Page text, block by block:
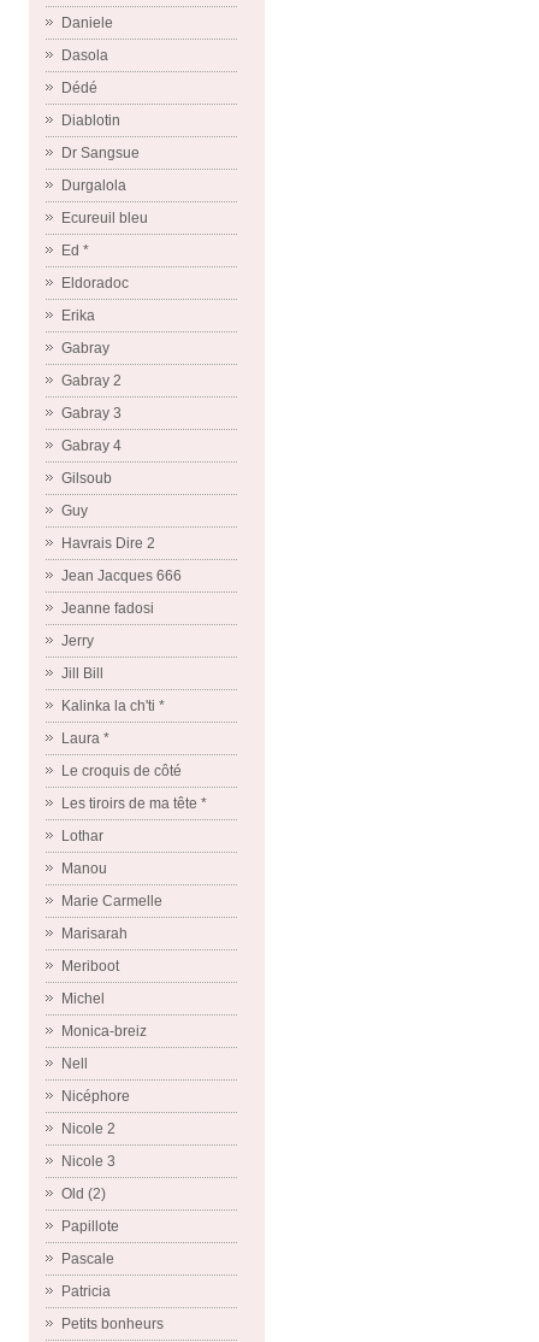
Daniele
Dasola
Dédé
Diablotin
Dr Sangsue
Durgalola
Ecureuil bleu
Ed *
Eldoradoc
Erika
Gabray
Gabray 2
Gabray 3
Gabray 4
Gilsoub
Guy
Havrais Dire 2
Jean Jacques 666
Jeanne fadosi
Jerry
Jill Bill
Kalinka la ch'ti *
Laura *
Le croquis de côté
Les tiroirs de ma tête *
Lothar
Manou
Marie Carmelle
Marisarah
Meriboot
Michel
Monica-breiz
Nell
Nicéphore
Nicole 2
Nicole 3
Old (2)
Papillote
Pascale
Patricia
Petits bonheurs